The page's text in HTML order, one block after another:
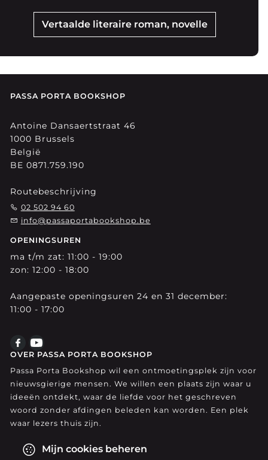
Vertaalde literaire roman, novelle
PASSA PORTA BOOKSHOP
Antoine Dansaertstraat 46
1000 Brussels
België
BE 0871.759.190
Routebeschrijving
02 502 94 60
info@passaportabookshop.be
OPENINGSUREN
ma t/m zat: 11:00 - 19:00
zon: 12:00 - 18:00
Aangepaste openingsuren 24 en 31 december:
11:00 - 17:00
OVER PASSA PORTA BOOKSHOP
Passa Porta Bookshop wil een ontmoetingsplek zijn voor
nieuwsgierige mensen. We willen een plaats zijn waar u
ideeën ontdekt, waar de liefde voor het geschreven
woord zonder afdingen beleden kan worden. Een plek
waar lezers thuis zijn.
Mijn cookies beheren